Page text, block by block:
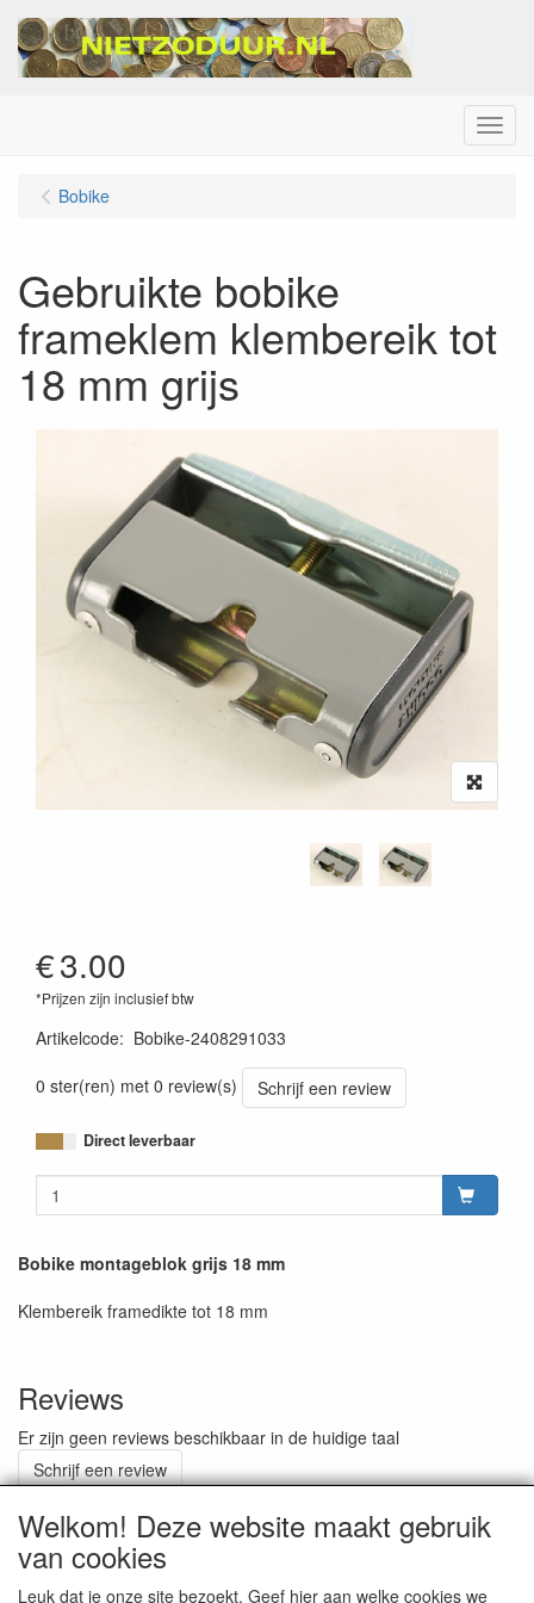
Menu
Bobike
Gebruikte bobike
frameklem klembereik tot
18 mm grijs
€3.00
*Prijzen zijn inclusief btw
Artikelcode: Bobike-2408291033
0 ster(ren) met 0 review(s)
Schrijf een review
Direct leverbaar
Bobike montageblok grijs 18 mm
Klembereik framedikte tot 18 mm
Reviews
Er zijn geen reviews beschikbaar in de huidige taal
Schrijf een review
ALGEMENE VOORWAARDEN
Welkom! Deze website maakt gebruik
van cookies
Leuk dat je onze site bezoekt. Geef hier aan welke cookies we